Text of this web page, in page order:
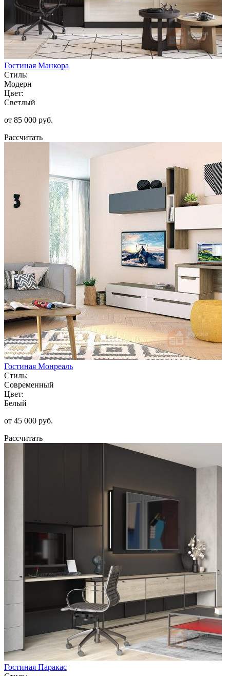
Гостиная Манкора
Стиль:
Модерн
Цвет:
Светлый
от 85 000 руб.
Рассчитать
Гостиная Монреаль
Стиль:
Современный
Цвет:
Белый
от 45 000 руб.
Рассчитать
Гостиная Паракас